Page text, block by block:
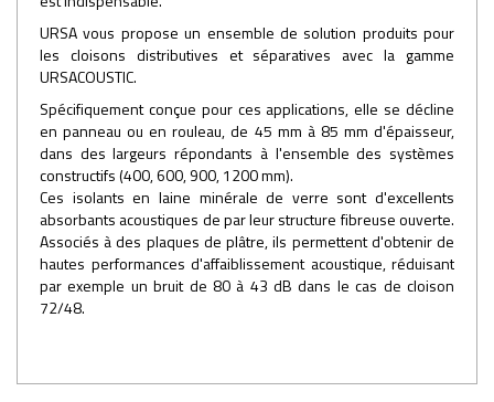
URSA vous propose un ensemble de solution produits pour
les cloisons distributives et séparatives avec la gamme
URSACOUSTIC.
Spécifiquement conçue pour ces applications, elle se décline
en panneau ou en rouleau, de 45 mm à 85 mm d'épaisseur,
dans des largeurs répondants à l'ensemble des systèmes
constructifs (400, 600, 900, 1200 mm).
Ces isolants en laine minérale de verre sont d'excellents
absorbants acoustiques de par leur structure fibreuse ouverte.
Associés à des plaques de plâtre, ils permettent d'obtenir de
hautes performances d'affaiblissement acoustique, réduisant
par exemple un bruit de 80 à 43 dB dans le cas de cloison
72/48.